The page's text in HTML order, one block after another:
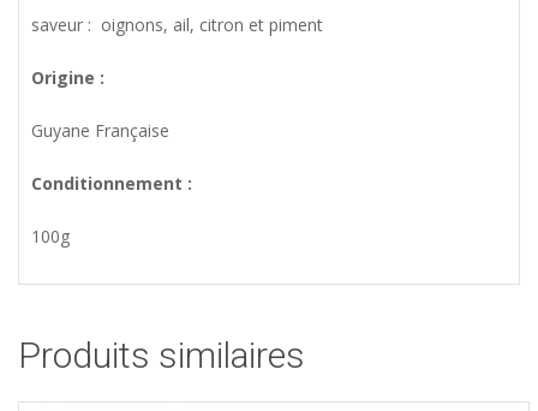
saveur : oignons, ail, citron et piment
Origine :
Guyane Française
Conditionnement :
100g
Produits similaires